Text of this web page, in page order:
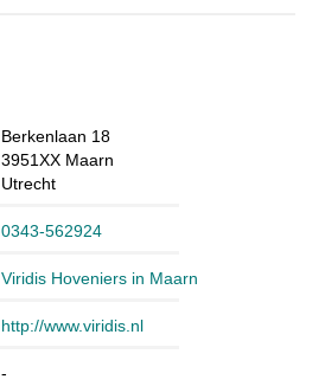
Berkenlaan 18
3951XX Maarn
Utrecht
0343-562924
Viridis Hoveniers in Maarn
http://www.viridis.nl
-